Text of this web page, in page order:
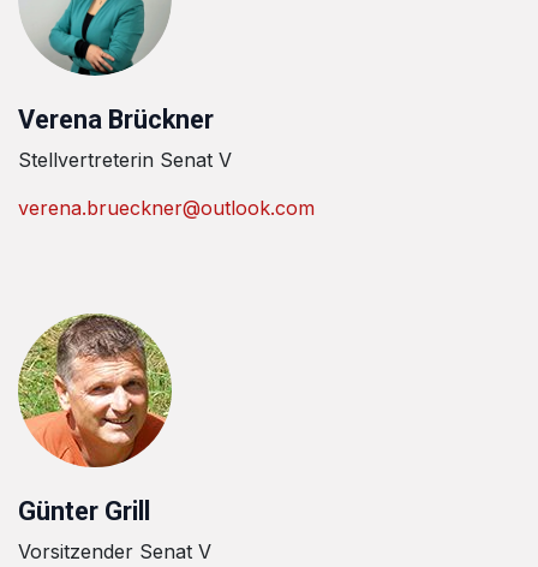
Verena Brückner
Stellvertreterin Senat V
verena.brueckner@outlook.com
Günter Grill
Vorsitzender Senat V